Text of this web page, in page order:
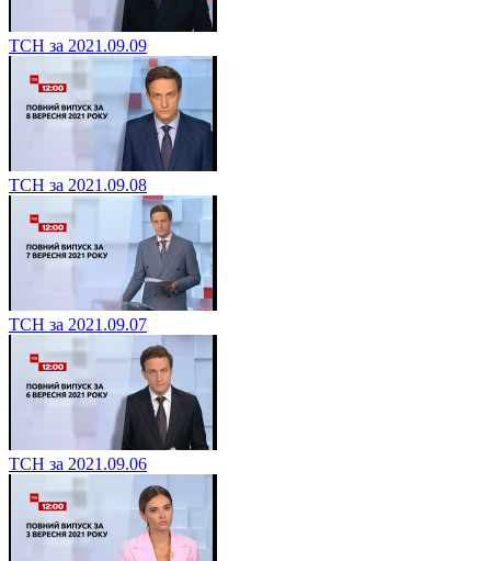
ТСН за 2021.09.09
ТСН за 2021.09.08
ТСН за 2021.09.07
ТСН за 2021.09.06